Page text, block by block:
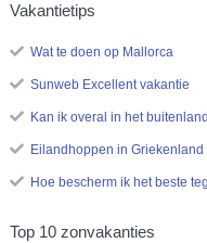
Vakantietips
Wat te doen op Mallorca
Sunweb Excellent vakantie
Kan ik overal in het
Eilandhoppen in
Hoe bescherm ik het beste
Top 10 zonvakanties